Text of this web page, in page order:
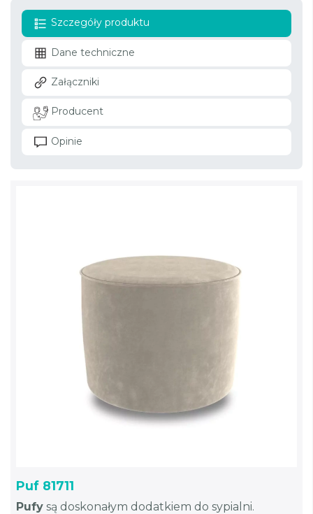
Szczegóły produktu
Dane techniczne
Załączniki
Producent
Opinie
Puf 81711
Pufy są doskonałym dodatkiem do sypialni.